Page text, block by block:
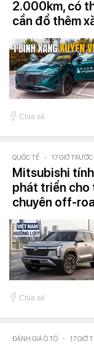
2.000km, có
cần đổ thêm
Chia sẻ
QUỐC TẾ - 17 GIỜ TRƯỚC
Mitsubishi
phát triển cho
chuyên off-
Chia sẻ
ĐÁNH GIÁ Ô TÔ - 17 GIỜ